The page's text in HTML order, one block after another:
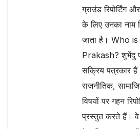
ग्राउंड रिपोर्टिंग
के लिए उनका नाम
जाता है। Who
Prakash? शुभेंदु
सक्रिय पत्रकार
राजनीतिक,
विषयों पर गहन
प्रस्तुत करते हैं।